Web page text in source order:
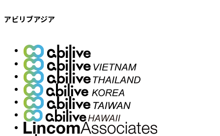
アビリブアジア